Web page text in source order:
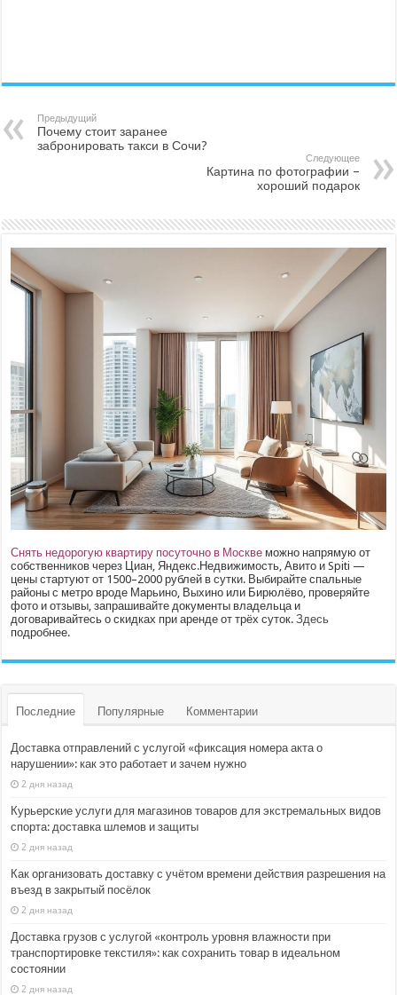
Предыдущий
Почему стоит заранее
забронировать такси в Сочи?
Следующее
Картина по фотографии –
хороший подарок
Снять недорогую квартиру посуточно в Москве можно напрямую от
собственников через Циан, Яндекс.Недвижимость, Авито и Spiti —
цены стартуют от 1500–2000 рублей в сутки. Выбирайте спальные
районы с метро вроде Марьино, Выхино или Бирюлёво, проверяйте
фото и отзывы, запрашивайте документы владельца и
договаривайтесь о скидках при аренде от трёх суток.Здесь
подробнее.
Последние Популярные Комментарии
Доставка отправлений с услугой «фиксация номера акта о
нарушении»: как это работает и зачем нужно
2 дня назад
Курьерские услуги для магазинов товаров для экстремальных видов
спорта: доставка шлемов и защиты
2 дня назад
Как организовать доставку с учётом времени действия разрешения на
въезд в закрытый посёлок
2 дня назад
Доставка грузов с услугой «контроль уровня влажности при
транспортировке текстиля»: как сохранить товар в идеальном
состоянии
2 дня назад